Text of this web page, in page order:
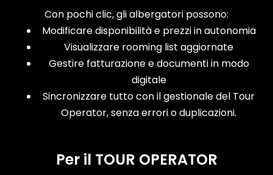
Con pochi clic, gli albergatori possono:
Modificare disponibilità e prezzi in autonomia
Visualizzare rooming list aggiornate
Gestire fatturazione e documenti in modo
digitale
Sincronizzare tutto con il gestionale del Tour
Operator, senza errori o duplicazioni.
Per il TOUR OPERATOR